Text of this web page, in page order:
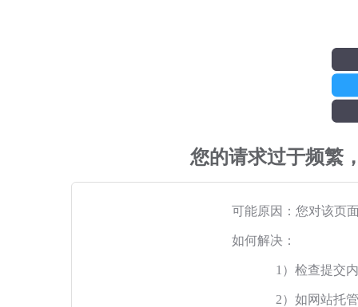
您的请求过于频繁
可能原因：您对该页
如何解决：
1）检查提交
2）如网站托